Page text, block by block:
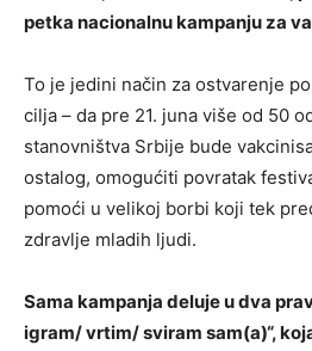
petka nacionalnu kampanju za
To je jedini način za ostvarenje
cilja – da pre 21. juna više od 50
stanovništva Srbije bude
ostalog, omogućiti povratak
pomoći u velikoj borbi koji tek
zdravlje mladih ljudi.
Sama kampanja deluje u dva
igram/ vrtim/ sviram sam(a)“,